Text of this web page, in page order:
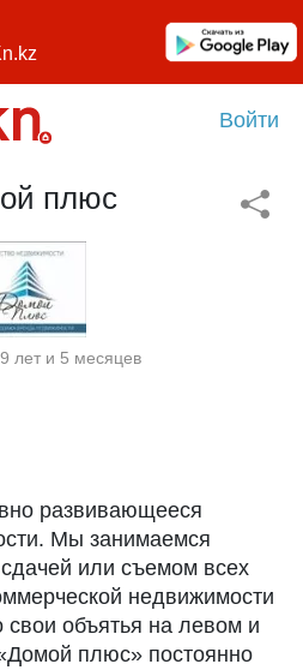
Войти
плюс
лет и 5 месяцев
развивающееся
Мы занимаемся
или съемом всех
недвижимости
свои объятья на левом и
плюс» постоянно